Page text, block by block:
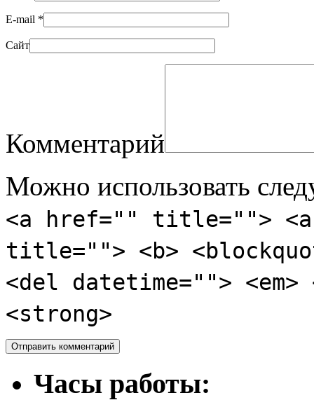
E-mail *
Сайт
Комментарий
Можно использовать
<a href="" title="">
title=""> <b>
<del datetime="">
<strong>
Часы работы: